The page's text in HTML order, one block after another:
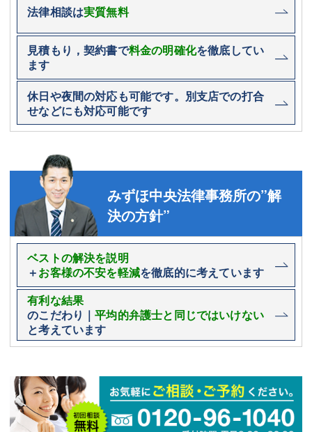
法律相談は実質無料
見積もり，契約書で料金の明確化を徹底してい
ます
休日や夜間の対応も可能です。別支店での打合
せなどにも対応可能です
みずほ中央法律事務所の”解
決の方針”
ベストの解決を説明
＋お客様の不安を軽減を徹底的に考えています
有利な結果
のこだわり｜平均的弁護士と同じではいけない
と考えています